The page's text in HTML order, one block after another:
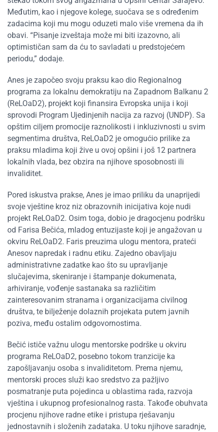
Međutim, kao i njegove kolege, suočava se s određenim
zadacima koji mu mogu oduzeti malo više vremena da ih
obavi. “Pisanje izveštaja može mi biti izazovno, ali
optimističan sam da ću to savladati u predstojećem
periodu,” dodaje.
Anes je započeo svoju praksu kao dio Regionalnog
programa za lokalnu demokratiju na Zapadnom Balkanu 2
(ReLOaD2), projekt koji finansira Evropska unija i koji
sprovodi Program Ujedinjenih nacija za razvoj (UNDP). Sa
opštim ciljem promocije raznolikosti i inkluzivnosti u svim
segmentima društva, ReLOaD2 je omogućio prilike za
praksu mladima koji žive u ovoj opšini i još 12 partnera
lokalnih vlada, bez obzira na njihove sposobnosti ili
invaliditet.
Pored iskustva prakse, Anes je imao priliku da unaprijedi
svoje vještine kroz niz obrazovnih inicijativa koje nudi
projekt ReLOaD2. Osim toga, dobio je dragocjenu podršku
od Farisa Bečića, mladog entuzijaste koji je angažovan u
okviru ReLOaD2. Faris preuzima ulogu mentora, prateći
Anesov napredak i radnu etiku. Zajedno obavljaju
administrativne zadatke kao što su upravljanje
slučajevima, skeniranje i štampanje dokumenata,
arhiviranje, vođenje sastanaka sa različitim
zainteresovanim stranama i organizacijama civilnog
društva, te bilježenje dolaznih projekata putem javnih
poziva, među ostalim odgovornostima.
Bečić ističe važnu ulogu mentorske podrške u okviru
programa ReLOaD2, posebno tokom tranzicije ka
zapošljavanju osoba s invaliditetom. Prema njemu,
mentorski proces služi kao sredstvo za pažljivo
posmatranje puta pojedinca u oblastima rada, razvoja
vještina i ukupnog profesionalnog rasta. Takođe obuhvata
procjenu njihove radne etike i pristupa rješavanju
jednostavnih i složenih zadataka. U toku njihove saradnje,